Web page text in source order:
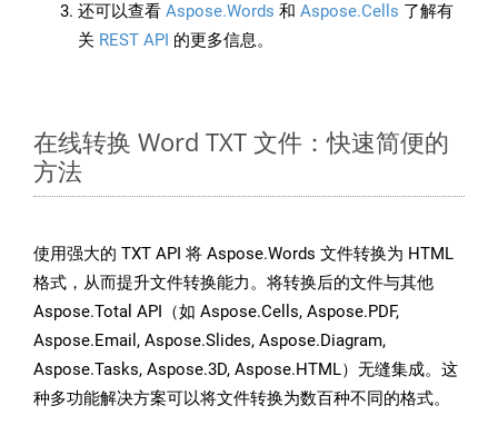
还可以查看 Aspose.Words 和 Aspose.Cells 了解有
关 REST API 的更多信息。
在线转换 Word TXT 文件：快速简便的
方法
使用强大的 TXT API 将 Aspose.Words 文件转换为 HTML
格式，从而提升文件转换能力。将转换后的文件与其他
Aspose.Total API（如 Aspose.Cells, Aspose.PDF,
Aspose.Email, Aspose.Slides, Aspose.Diagram,
Aspose.Tasks, Aspose.3D, Aspose.HTML）无缝集成。这
种多功能解决方案可以将文件转换为数百种不同的格式。